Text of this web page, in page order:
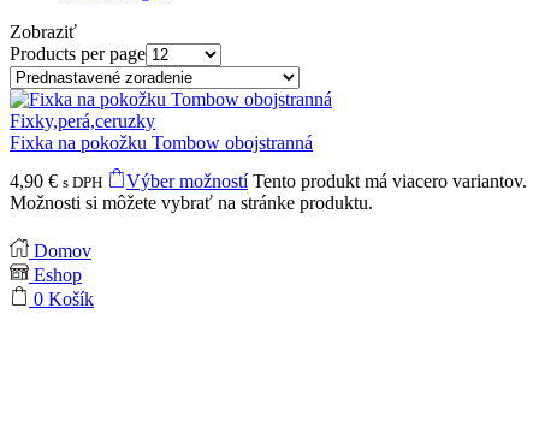
Zobraziť
Products per page
Fixky,perá,ceruzky
Fixka na pokožku Tombow obojstranná
4,90 € s DPH Výber možností Tento produkt má viacero variantov.
Možnosti si môžete vybrať na stránke produktu.
Domov
Eshop
0 Košík